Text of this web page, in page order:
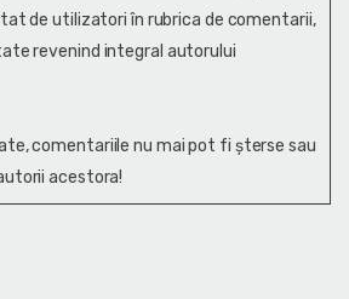
de utilizatori în rubrica de comentarii,
revenind integral autorului
comentariile nu mai pot fi șterse sau
acestora!